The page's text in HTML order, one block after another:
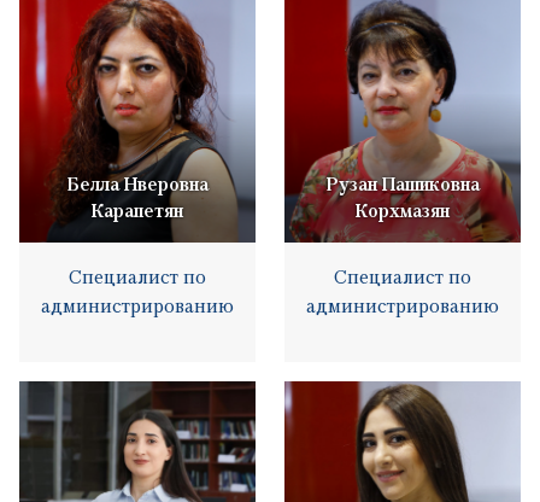
Белла Нверовна
Карапетян
Специалист по
администрированию
Рузан Пашиковна
Корхмазян
Специалист по
администрированию